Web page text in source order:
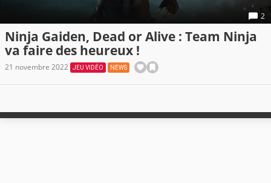
2
Ninja Gaiden, Dead or Alive : Team Ninja
va faire des heureux !
21 novembre 2022 JEU VIDÉO NEWS